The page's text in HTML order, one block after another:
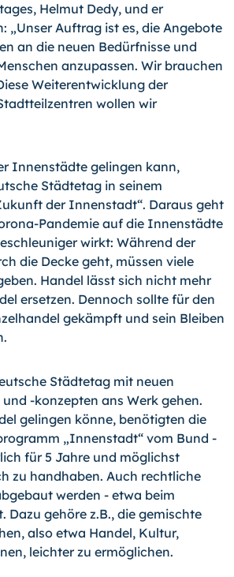
Helmut Dedy, und er
„Unser Auftrag ist es, die Angebote
an die neuen Bedürfnisse und
anzupassen. Wir brauchen
Weiterentwicklung der
wollen wir
Innenstädte gelingen kann,
Städtetag in seinem
der Innenstadt“. Daraus geht
Pandemie auf die Innenstädte
wirkt: Während der
die Decke geht, müssen viele
Handel lässt sich nicht mehr
ersetzen. Dennoch sollte für den
gekämpft und sein Bleiben
Städtetag mit neuen
-konzepten ans Werk gehen.
gelingen könne, benötigten die
„Innenstadt“ vom Bund -
für 5 Jahre und möglichst
zu handhaben. Auch rechtliche
wer­den - etwa beim
Dazu gehöre z.B., die gemischte
also etwa Handel, Kultur,
leichter zu ermöglichen.